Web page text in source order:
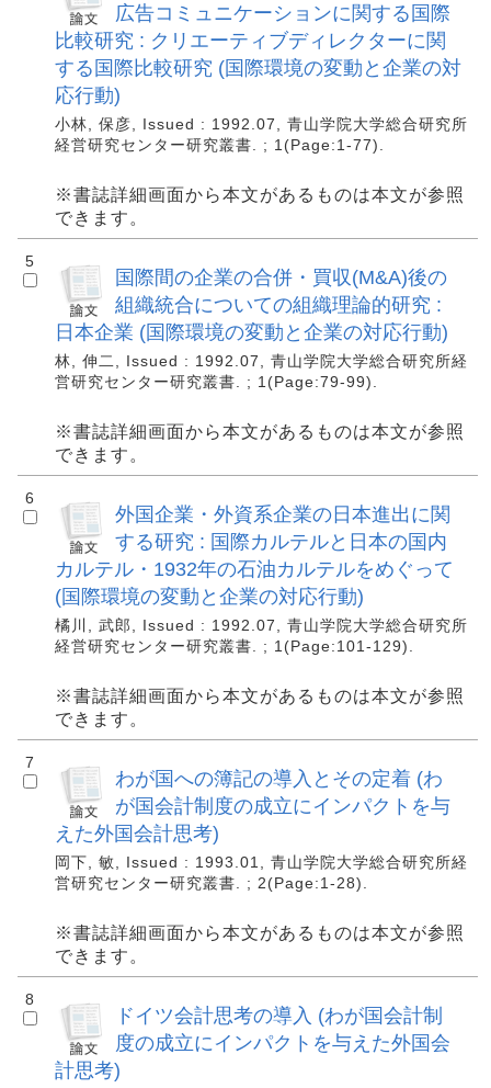
広告コミュニケーションに関する国際
比較研究 : クリエーティブディレクターに関
する国際比較研究 (国際環境の変動と企業の対
応行動)
小林, 保彦, Issued : 1992.07, 青山学院大学総合研究所
経営研究センター研究叢書. ; 1(Page:1-77).
※書誌詳細画面から本文があるものは本文が参照
できます。
5
国際間の企業の合併・買収(M&A)後の
組織統合についての組織理論的研究 :
日本企業 (国際環境の変動と企業の対応行動)
林, 伸二, Issued : 1992.07, 青山学院大学総合研究所経
営研究センター研究叢書. ; 1(Page:79-99).
※書誌詳細画面から本文があるものは本文が参照
できます。
6
外国企業・外資系企業の日本進出に関
する研究 : 国際カルテルと日本の国内
カルテル・1932年の石油カルテルをめぐって
(国際環境の変動と企業の対応行動)
橘川, 武郎, Issued : 1992.07, 青山学院大学総合研究所
経営研究センター研究叢書. ; 1(Page:101-129).
※書誌詳細画面から本文があるものは本文が参照
できます。
7
わが国への簿記の導入とその定着 (わ
が国会計制度の成立にインパクトを与
えた外国会計思考)
岡下, 敏, Issued : 1993.01, 青山学院大学総合研究所経
営研究センター研究叢書. ; 2(Page:1-28).
※書誌詳細画面から本文があるものは本文が参照
できます。
8
ドイツ会計思考の導入 (わが国会計制
度の成立にインパクトを与えた外国会
計思考)